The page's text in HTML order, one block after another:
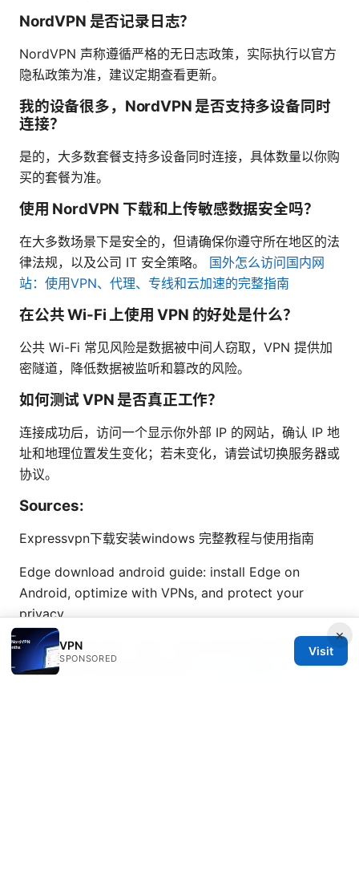
NordVPN 是否记录日志？
NordVPN 声称遵循严格的无日志政策，实际执行以官方
隐私政策为准，建议定期查看更新。
我的设备很多，NordVPN 是否支持多设备同时
连接？
是的，大多数套餐支持多设备同时连接，具体数量以你购
买的套餐为准。
使用 NordVPN 下载和上传敏感数据安全吗？
在大多数场景下是安全的，但请确保你遵守所在地区的法
律法规，以及公司 IT 安全策略。 国外怎么访问国内网
站：使用VPN、代理、专线和云加速的完整指南
在公共 Wi-Fi 上使用 VPN 的好处是什么？
公共 Wi-Fi 常见风险是数据被中间人窃取，VPN 提供加
密隧道，降低数据被监听和篡改的风险。
如何测试 VPN 是否真正工作？
连接成功后，访问一个显示你外部 IP 的网站，确认 IP 地
址和地理位置发生变化；若未变化，请尝试切换服务器或
协议。
Sources:
Expressvpn下载安装windows 完整教程与使用指南
Edge download android guide: install Edge on
Android, optimize with VPNs, and protect your
privacy
机票行程单电子版：获取、用途与常见问题全解析 2025
版 旅行隐私与安全的全面指南
V2ray节点购买：2025年
×
VPN
SPONSORED
Visit